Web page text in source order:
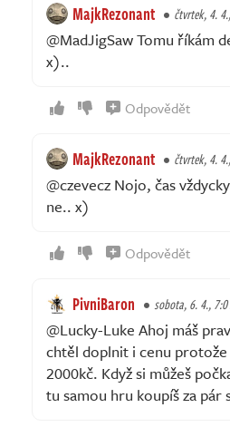
MajkRezonant čtvrtek, 4.
@MadJigSaw Tomu říkám
x)..
Odpovědět
MajkRezonant čtvrtek, 4.
@czevecz Nojo, čas
ne.. x)
Odpovědět
PivniBaron sobota, 6. 4.,
@Lucky-Luke Ahoj máš
chtěl doplnit i cenu
2000kč. Když si můžeš
tu samou hru koupíš za pár